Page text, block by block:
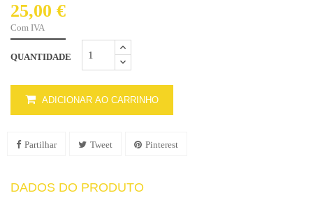
25,00 €
Com IVA
QUANTIDADE
ADICIONAR AO CARRINHO
Partilhar Tweet Pinterest
DADOS DO PRODUTO